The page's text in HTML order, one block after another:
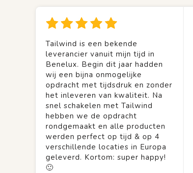
Tailwind is een bekende
leverancier vanuit mijn tijd in
Benelux. Begin dit jaar hadden
wij een bijna onmogelijke
opdracht met tijdsdruk en zonder
het inleveren van kwaliteit. Na
snel schakelen met Tailwind
hebben we de opdracht
rondgemaakt en alle producten
werden perfect op tijd & op 4
verschillende locaties in Europa
geleverd. Kortom: super happy!
🙂